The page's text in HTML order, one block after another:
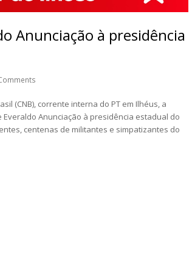
Anunciação à presidência
(CNB), corrente interna do PT em Ilhéus, a
Anunciação à presidência estadual do
centenas de militantes e simpatizantes do